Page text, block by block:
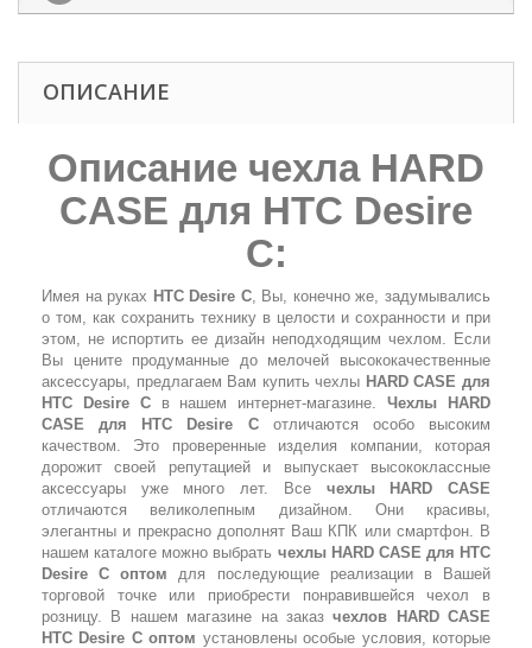
ОПИСАНИЕ
Описание чехла HARD
CASE для HTC Desire
C:
Имея на руках HTC Desire C, Вы, конечно же, задумывались
о том, как сохранить технику в целости и сохранности и при
этом, не испортить ее дизайн неподходящим чехлом. Если
Вы цените продуманные до мелочей высококачественные
аксессуары, предлагаем Вам купить чехлы HARD CASE для
HTC Desire Cв нашем интернет-магазине.Чехлы HARD
CASE для HTC Desire Cотличаются особо высоким
качеством. Это проверенные изделия компании, которая
дорожит своей репутацией и выпускает высококлассные
аксессуары уже много лет. Все чехлы HARD CASE
отличаются великолепным дизайном. Они красивы,
элегантны и прекрасно дополнят Ваш КПК или смартфон. В
нашем каталоге можно выбрать чехлы HARD CASE для HTC
Desire C оптом для последующие реализации в Вашей
торговой точке или приобрести понравившейся чехол в
розницу. В нашем магазине на заказчехлов HARD CASE
HTC Desire C оптом установлены особые условия, которые